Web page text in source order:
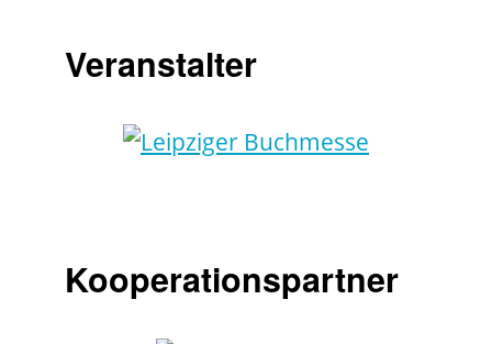
Veranstalter
Kooperationspartner